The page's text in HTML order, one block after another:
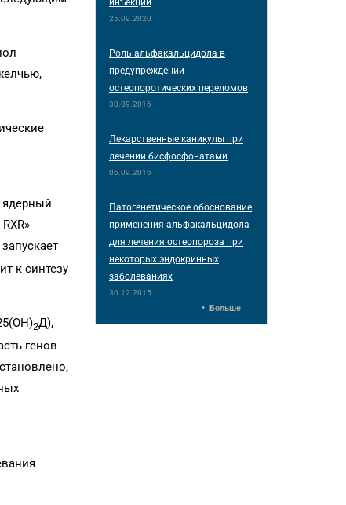
ядерный
к синтезу
2Д),
генов
25.09.2020
Роль альфакальцидола в
предупреждении
остеопоротических переломов
30.09.2016
Лекарственные каникулы при
лечении бисфосфонатами
06.09.2016
Патогенетическое обоснование
применения альфакальцидола
для лечения остеопороза при
некоторых эндокринных
заболеваниях
30.12.2015
Больше